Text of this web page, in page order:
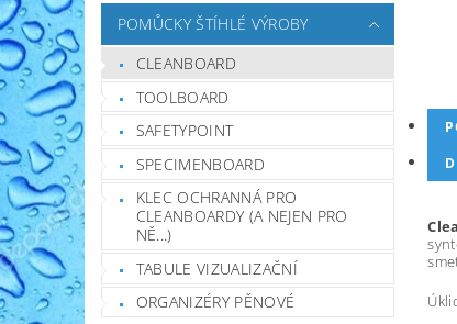
POMŮCKY ŠTÍHLÉ VÝROBY
CLEANBOARD
TOOLBOARD
SAFETYPOINT
SPECIMENBOARD
KLEC OCHRANNÁ PRO
CLEANBOARDY (A NEJEN PRO
NĚ...)
TABULE VIZUALIZAČNÍ
ORGANIZÉRY PĚNOVÉ